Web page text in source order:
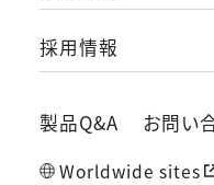
採用情報
製品Q&A お問い
Worldwide sites